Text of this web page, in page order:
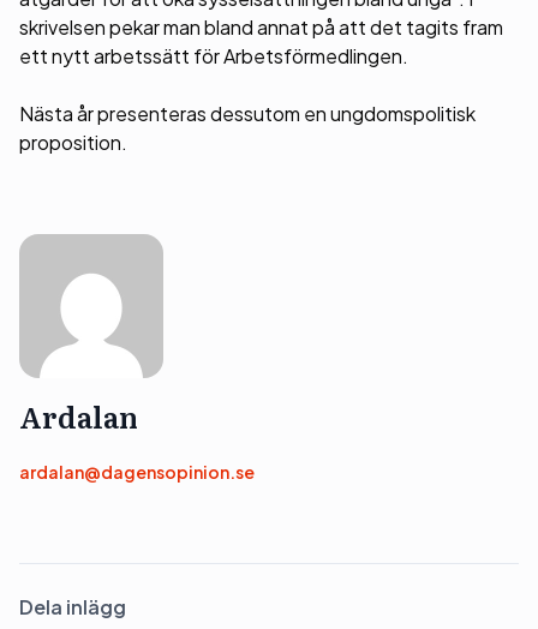
skrivelsen pekar man bland annat på att det tagits fram
ett nytt arbetssätt för Arbetsförmedlingen.
Nästa år presenteras dessutom en ungdomspolitisk
proposition.
Ardalan
ardalan@dagensopinion.se
Dela inlägg